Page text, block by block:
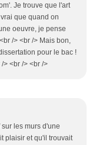
Je trouve que l'art
que quand on
oeuvre, je pense
/> <br /> Mais bon,
pour le bac !
> <br /> <br />
les murs d'une
plaisir et qu'il trouvait